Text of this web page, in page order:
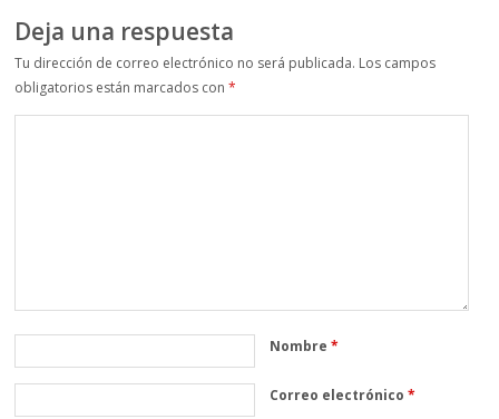
Deja una respuesta
Tu dirección de correo electrónico no será publicada. Los campos
obligatorios están marcados con*
Nombre*
Correo electrónico*